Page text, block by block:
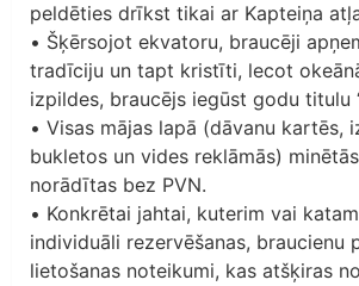
peldēties drīkst tikai ar Kapteiņa
• Šķērsojot ekvatoru, braucēji
tradīciju un tapt kristīti, lecot
izpildes, braucējs iegūst godu titulu
• Visas mājas lapā (dāvanu kartēs,
bukletos un vides reklāmās)
norādītas bez PVN.
• Konkrētai jahtai, kuterim vai
individuāli rezervēšanas, braucienu
lietošanas noteikumi, kas atšķiras